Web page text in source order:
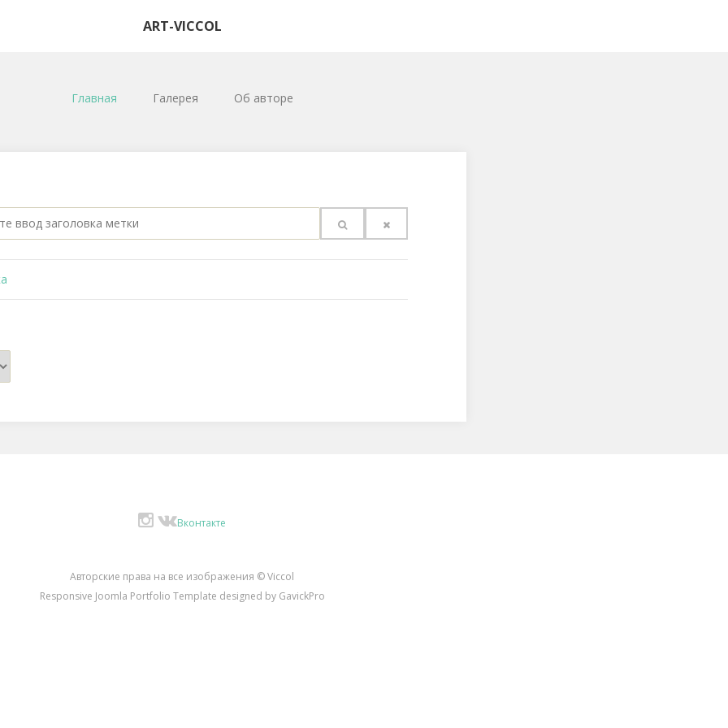
ART-VICCOL
Главная Галерея Об авторе
InstagramВконтакте
Авторские права на все изображения © Viccol
Responsive Joomla Portfolio Template designed by GavickPro